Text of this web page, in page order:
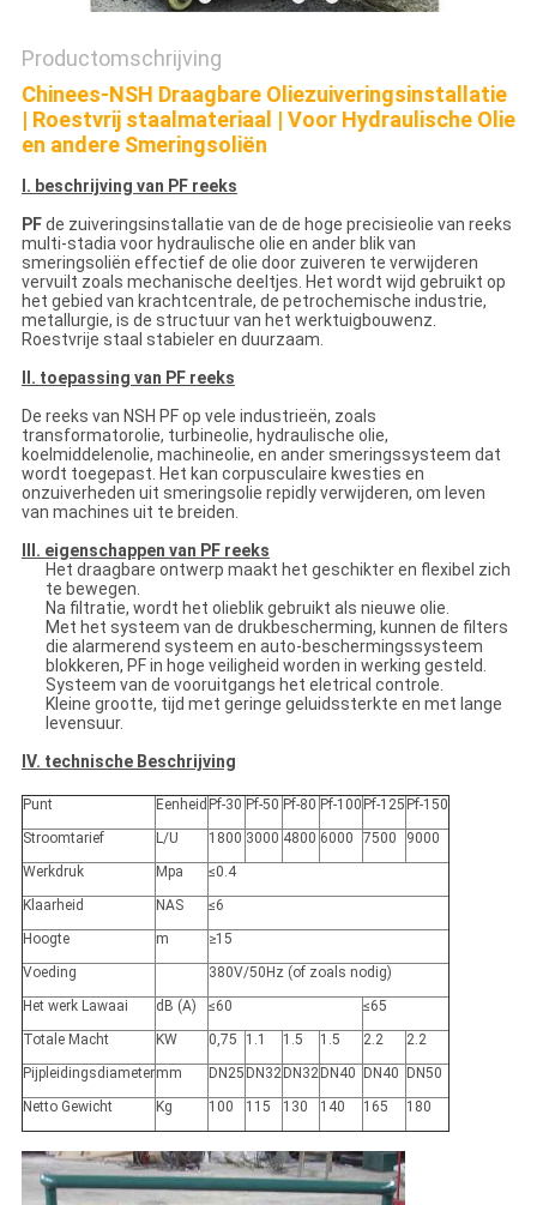
Productomschrijving
Chinees-NSH Draagbare Oliezuiveringsinstallatie
| Roestvrij staalmateriaal | Voor Hydraulische Olie
en andere Smeringsoliën
I. beschrijving van PF reeks
PFde zuiveringsinstallatie van de de hoge precisieolie van reeks
multi-stadia voor hydraulische olie en ander blik van
smeringsoliën effectief de olie door zuiveren te verwijderen
vervuilt zoals mechanische deeltjes. Het wordt wijd gebruikt op
het gebied van krachtcentrale, de petrochemische industrie,
metallurgie, is de structuur van het werktuigbouwenz.
Roestvrije staal stabieler en duurzaam.
II. toepassing van PF reeks
De reeks van NSH PF op vele industrieën, zoals
transformatorolie, turbineolie, hydraulische olie,
koelmiddelenolie, machineolie, en ander smeringssysteem dat
wordt toegepast. Het kan corpusculaire kwesties en
onzuiverheden uit smeringsolie repidly verwijderen, om leven
van machines uit te breiden.
III. eigenschappen van PF reeks
Het draagbare ontwerp maakt het geschikter en flexibel zich
te bewegen.
Na filtratie, wordt het olieblik gebruikt als nieuwe olie.
Met het systeem van de drukbescherming, kunnen de filters
die alarmerend systeem en auto-beschermingssysteem
blokkeren, PF in hoge veiligheid worden in werking gesteld.
Systeem van de vooruitgangs het eletrical controle.
Kleine grootte, tijd met geringe geluidssterkte en met lange
levensuur.
IV. technische Beschrijving
Punt Eenheid Pf-30 Pf-50 Pf-80 Pf-100 Pf-125 Pf-150
Stroomtarief
L/U 1800 3000 4800 6000 7500
9000
Werkdruk
Mpa
≤0.4
Klaarheid
NAS
≤6
Hoogte
m
≥15
Voeding
380V/50Hz (of zoals nodig)
Het werk Lawaai
dB (A) ≤60
≤65
Totale Macht
KW 0,75 1.1 1.5 1.5 2.2
2.2
Pijpleidingsdiametermm DN25 DN32 DN32 DN40 DN40
DN50
Netto Gewicht
Kg 100 115 130 140 165 180